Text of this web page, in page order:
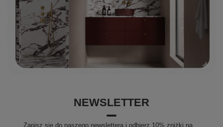
NEWSLETTER
Zapisz się do naszego newslettera i odbierz 10% zniżki na